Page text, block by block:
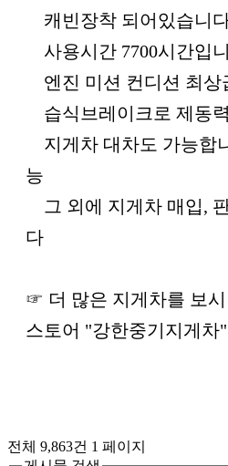
캐빈장착 되어있습니
사용시간 7700시간입
엔진 미션 컨디션 최상
습식브레이크로 제동
지게차 대차도 가능합
능
그 외에 지게차 매입,
다
☞ 더 많은 지게차를 보
스토어 "강한중기지게차
전체 9,863건 1 페이지